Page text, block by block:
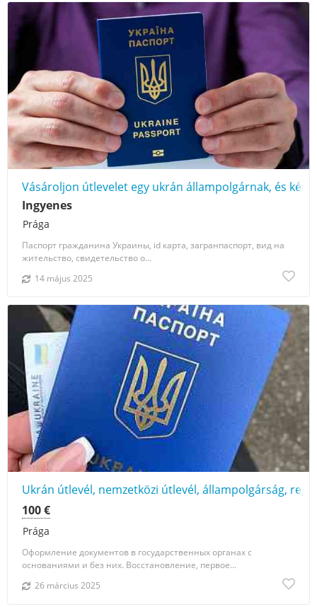
Vásároljon útlevelet egy ukrán állampolgárnak, és
Prága
Ingyenes
Паспорт гражданина Украины, id карта, загранпаспорт, вид на
жительство, свидетельство о...
14 május 2025
Ukrán útlevél, nemzetközi útlevél, állampolgárság,
Prága
100 €
Оформление документов в государственных органах с
основаниями и без них. Восстановление, первое...
26 március 2025